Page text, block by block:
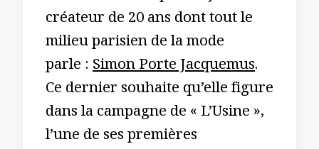
créateur de 20 ans dont tout le
milieu parisien de la mode
parle : Simon Porte Jacquemus.
Ce dernier souhaite qu’elle figure
dans la campagne de « L’Usine »,
l’une de ses premières